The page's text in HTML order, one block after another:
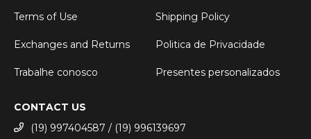
Terms of Use Shipping Policy
Exchanges and Returns Politica de Privacidade
Trabalhe conosco Presentes personalizados
CONTACT US
(19) 997404587 / (19) 996139697